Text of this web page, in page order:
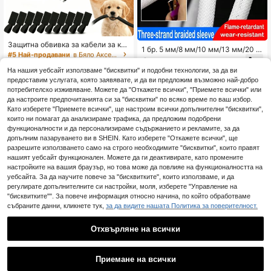
Защитна обвивка за кабели за ку
чета и котки, 10-футова устойчив
обвивка за кабели (10 мм), кабел
ен покрив за зарядни и ТВ кабел
и, устойчив на дъвчене от домаш
ни любимци, гъвкав спирален ор
ганайзер за кабели с фиксиращи
каишки
#5 Най-продавани
в Бяло Аксесоари за окабеляване
Остава 25
#5 Най-продавани
в Бяло Аксесоари за окабеляване
Остава 25
#5 Най-продавани
в Бяло Аксесоари за окабеляване
Остава 25
Остава 25
6.77€ -1% 6.89€
1 бр. 5 мм/8 мм/10 мм/13 мм/20 м
м саморазширяваща се плетена
оплетка, защитна оплетка за PET
кабел за данни, разширяем орган
айзер за кабели, персонализируе
м размер, PET оплетка за кабел, с
амозатварящ се изолиран протек
тор за кабел
3
127 бр Черна водоустойчива обв
1
На нашия уебсайт използваме "бисквитки" и подобни технологии, за да ви
предоставим услугата, която заявявате, и да ви предложим възможно най-добро
потребителско изживяване. Можете да "Откажете всички", "Приемете всички" или
да настроите предпочитанията си за "бисквитки" по всяко време по ваш избор.
Като изберете "Приемете всички", ще настроим всички допълнителни "бисквитки",
които ни помагат да анализираме трафика, да предложим подобрени
функционалности и да персонализираме съдържанието и рекламите, за да
допълним пазаруването ви в SHEIN. Като изберете "Откажете всички", ще
разрешите използването само на строго необходимите "бисквитки", които правят
нашият уебсайт функционален. Можете да ги деактивирате, като промените
настройките на вашия браузър, но това може да повлияе на функционалността на
уебсайта. За да научите повече за "бисквитките", които използваме, и да
регулирате допълнителните си настройки, моля, изберете "Управление на
"бисквитките"". За повече информация относно начина, по който обработваме
събраните данни, кликнете тук, за да видите нашата Политика за поверителност.
Отхвърляне на всички
Приемане на всички